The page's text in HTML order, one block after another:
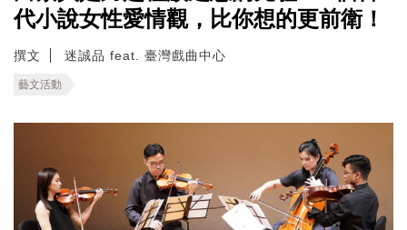
代小說女性愛情觀，比你想的更前衛！
撰文 迷誠品 feat. 臺灣戲曲中心
藝文活動